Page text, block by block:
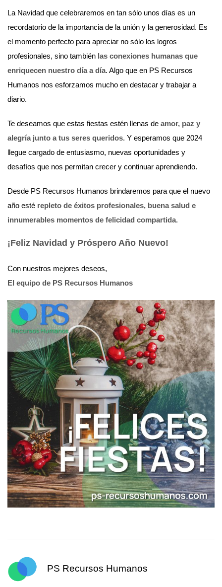
La Navidad que celebraremos en tan sólo unos días es un
recordatorio de la importancia de la unión y la generosidad. Es
el momento perfecto para apreciar no sólo los logros
profesionales, sino también las conexiones humanas que
enriquecen nuestro día a día. Algo que en PS Recursos
Humanos nos esforzamos mucho en destacar y trabajar a
diario.
Te deseamos que estas fiestas estén llenas de amor, paz y
alegría junto a tus seres queridos. Y esperamos que 2024
llegue cargado de entusiasmo, nuevas oportunidades y
desafíos que nos permitan crecer y continuar aprendiendo.
Desde PS Recursos Humanos brindaremos para que el nuevo
año esté repleto de éxitos profesionales, buena salud e
innumerables momentos de felicidad compartida.
¡Feliz Navidad y Próspero Año Nuevo!
Con nuestros mejores deseos,
El equipo de PS Recursos Humanos
PS Recursos Humanos